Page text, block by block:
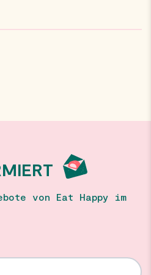
von Eat Happy im